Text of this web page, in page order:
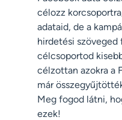
célozz
adataid, de a
hirdetési szöveged
célcsoportod
célzottan azokra a
már
Meg fogod látni,
ezek!